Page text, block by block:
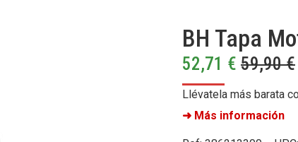
BH Tapa
52,71 € 59,90€
Llévatela más barata
➜ Más información